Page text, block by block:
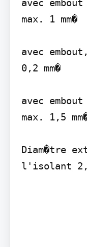
avec
max. 1 mm�
avec
0,2 mm�
avec
max. 1,5
Diam�tre